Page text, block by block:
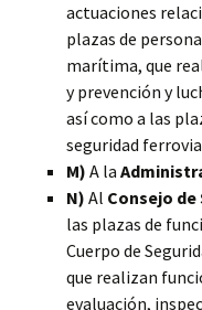
actuaciones
plazas de
marítima, que
y prevención y
así como a las
seguridad
M) A la
N) Al Consejo
las plazas de
Cuerpo de
que realizan
evaluación,